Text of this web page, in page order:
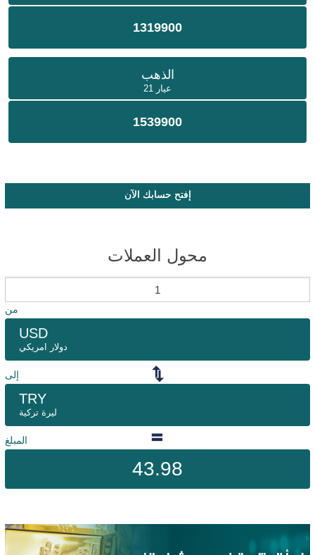
1319900
الذهب
عيار 21
1539900
إفتح حسابك الآن
محول العملات
من
USD
دولار امريكي
إلى
TRY
ليرة تركية
المبلغ
43.98